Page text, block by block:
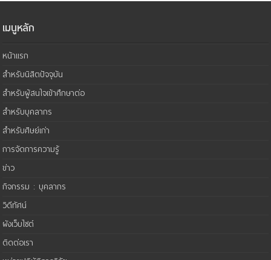
เมนูหลัก
หน้าแรก
สำหรับนิสิตปัจจุบัน
สำหรับผู้สนใจเข้าศึกษาต่อ
สำหรับบุคลากร
สำหรับศิษย์เก่า
การจัดการความรู้
ข่าว
กิจกรรม : บุคลากร
วิดีทัศน์
ผังเว็บไซต์
ติดต่อเรา